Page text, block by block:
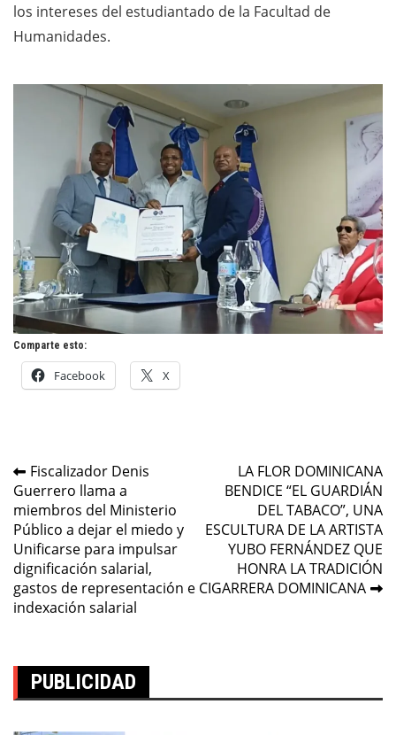
los intereses del estudiantado de la Facultad de
Humanidades.
Comparte esto:
Facebook X
Navegación
de
entradas
Fiscalizador Denis
Guerrero llama a
miembros del Ministerio
Público a dejar el miedo y
Unificarse para impulsar
dignificación salarial,
gastos de representación e
indexación salarial
LA FLOR DOMINICANA
BENDICE “EL GUARDIÁN
DEL TABACO”, UNA
ESCULTURA DE LA ARTISTA
YUBO FERNÁNDEZ QUE
HONRA LA TRADICIÓN
CIGARRERA DOMINICANA
PUBLICIDAD